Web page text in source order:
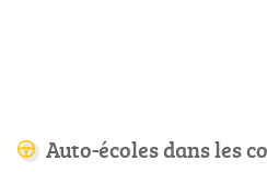
Auto-écoles dans les